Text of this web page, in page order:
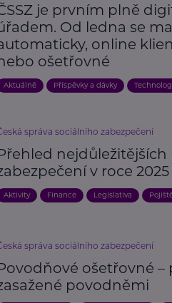
je prvním plně
Od ledna se
online
ošetřovné
Aktuálně Příspěvky a dávky
správa sociálního zabezpečení
v roce 2025
Aktivity Finance Legislativa
správa sociálního zabezpečení
ošetřovné
povodněmi